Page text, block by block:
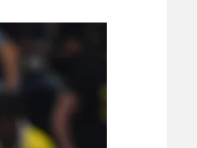
תקנון משתתפים וזוכים
תקנון עבור פעילות אלקטרה
תקנון עבור פעילות ספורט 1 – "מרלן"